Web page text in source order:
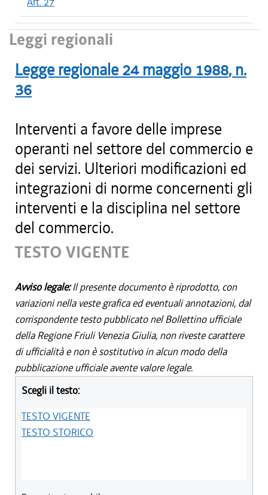
Leggi regionali
Legge regionale 24 maggio 1988, n.
36
Interventi a favore delle imprese
operanti nel settore del commercio e
dei servizi. Ulteriori modificazioni ed
integrazioni di norme concernenti gli
interventi e la disciplina nel settore
del commercio.
TESTO VIGENTE
Avviso legale:Il presente documento è riprodotto, con
variazioni nella veste grafica ed eventuali annotazioni, dal
corrispondente testo pubblicato nel Bollettino ufficiale
della Regione Friuli Venezia Giulia, non riveste carattere
di ufficialità e non è sostitutivo in alcun modo della
pubblicazione ufficiale avente valore legale.
Scegli il testo:
TESTO VIGENTE
TESTO STORICO